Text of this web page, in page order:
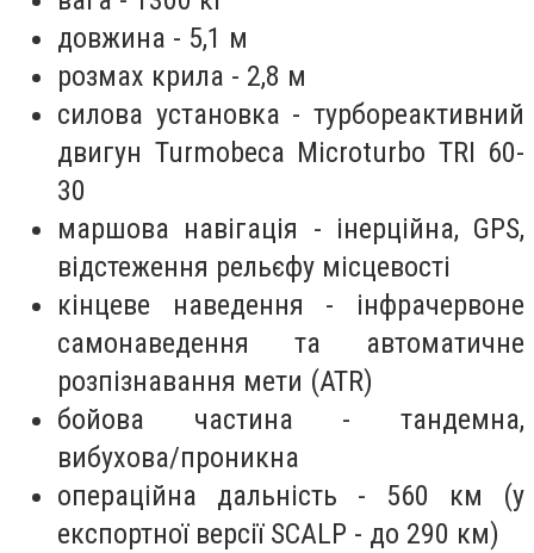
довжина - 5,1 м
розмах крила - 2,8 м
силова установка - турбореактивний
двигун Turmobeca Microturbo TRI 60-
30
маршова навігація - інерційна, GPS,
відстеження рельєфу місцевості
кінцеве наведення - інфрачервоне
самонаведення та автоматичне
розпізнавання мети (ATR)
бойова частина - тандемна,
вибухова/проникна
операційна дальність - 560 км (у
експортної версії SCALP - до 290 км)